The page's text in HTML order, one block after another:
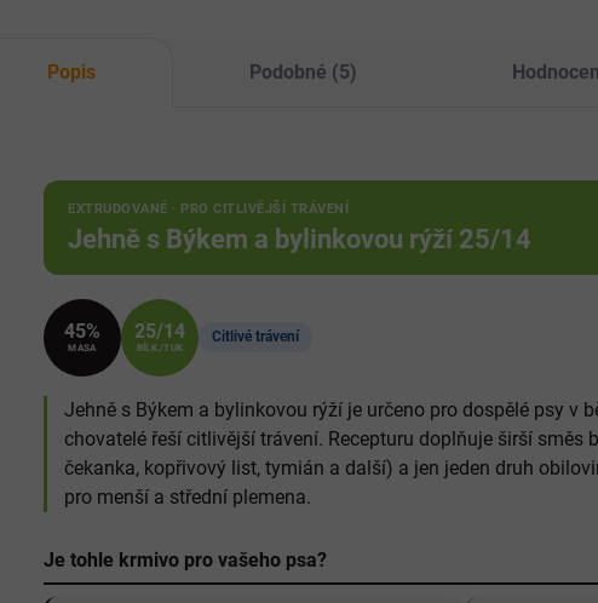
Popis Podobné (5)
EXTRUDOVANÉ · PRO CITLIVĚJŠÍ TRÁVENÍ
Jehně s Býkem a bylinkovou rýží 25/14
45%
MASA
25/14
BÍLK./TUK
Citlivé trávení
Jehně s Býkem a bylinkovou rýží je určeno pro dospělé psy v
chovatelé řeší citlivější trávení. Recepturu doplňuje širší směs
čekanka, kopřivový list, tymián a další) a jen jeden druh
pro menší a střední plemena.
Je tohle krmivo pro vašeho psa?